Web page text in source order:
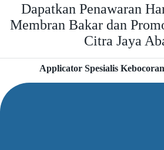
Dapatkan Penawaran
Membran Bakar dan
Citra Jaya
Applicator Spesialis